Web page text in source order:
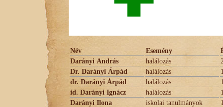
Név Esemény
Darányi András
halálozás
Dr. Darányi Árpád
halálozás
dr. Darányi Árpád
halálozás
id. Darányi Ignácz
halálozás
Darányi Ilona
iskolai tanulmányok